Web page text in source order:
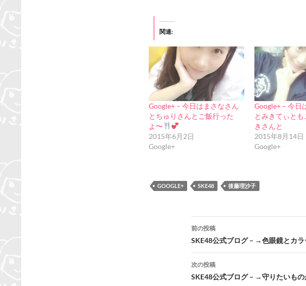
関連
Google+ – 今日はまさなさん
とちゅりさんとご飯行った
よ〜
2015年6月2日
Google+
Google+ – 今日
とみきてぃと
きさんと
2015年8月14日
Google+
GOOGLE+ SKE48 後藤理沙子
投
稿
ナ
ビ
前の投稿
SKE48公式ブログ – →色眼鏡とカラ
次の投稿
SKE48公式ブログ – →守りたいも